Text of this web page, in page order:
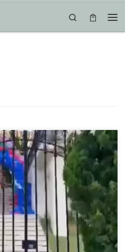
Search
e muito divertida. Venha
de festa. @terradosonho
#madrigal #brunomadrigal
#casita